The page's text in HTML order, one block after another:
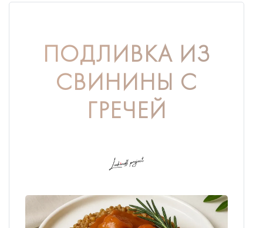
ПОДЛИВКА ИЗ
СВИНИНЫ С
ГРЕЧЕЙ